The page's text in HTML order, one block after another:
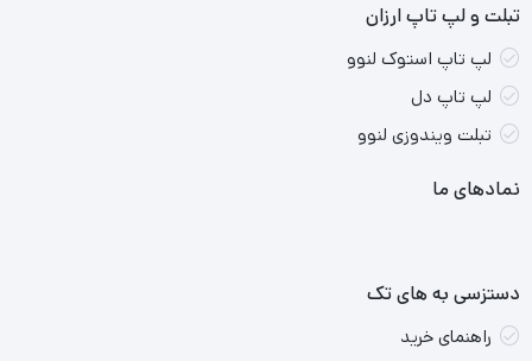
تبلت و لپ تاپ ارزان
لپ تاپ استوک لنوو
لپ تاپ دل
تبلت ویندوزی لنوو
نمادهای ما
دستزسی به های تک
راهنمای خرید